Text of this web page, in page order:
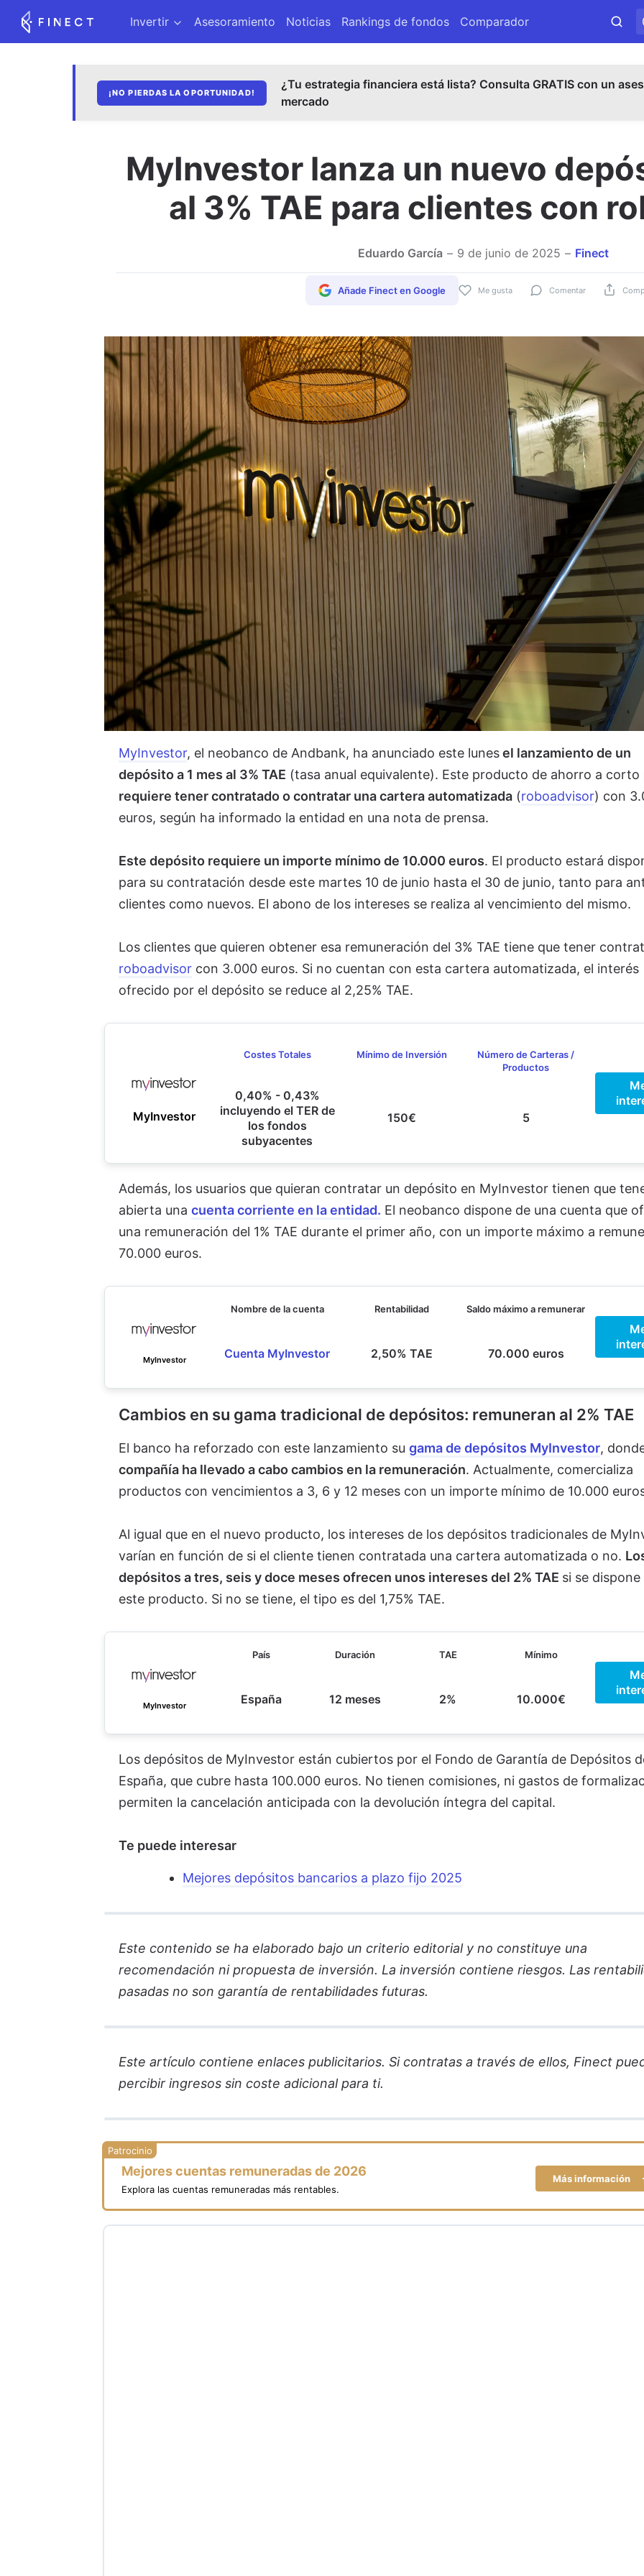
Invertir Asesoramiento Noticias Rankings de fondos Comparador
¡NO PIERDAS LA OPORTUNIDAD!
¿Tu estrategia financiera está lista? Consulta GRATIS con un
mercado
MyInvestor lanza un nuevo
al 3% TAE para clientes con
Eduardo García 9 de junio de 2025 Finect
Me gusta Comentar
Añade Finect en Google
MyInvestor, el neobanco de Andbank, ha anunciado este lunesel lanzamiento de un
depósito a 1 mes al 3% TAE (tasa anual equivalente). Este producto de ahorro a corto
requiere tener contratado o contratar una cartera automatizada(roboadvisor) con
euros, según ha informado la entidad en una nota de prensa.
Este depósito requiere un importe mínimo de 10.000 euros. El producto estará
para su contratación desde este martes 10 de junio hasta el 30 de junio, tanto para
clientes como nuevos. El abono de los intereses se realiza al vencimiento del mismo.
Los clientes que quieren obtener esa remuneración del 3% TAE tiene que tener
roboadvisorcon 3.000 euros. Si no cuentan con esta cartera automatizada, el interés
ofrecido por el depósito se reduce al 2,25% TAE.
MyInvestor
Costes Totales
0,40% - 0,43%
incluyendo el TER de
los fondos
subyacentes
Mínimo de Inversión
150€
Número de Carteras /
Productos
5
Además, los usuarios que quieran contratar un depósito en MyInvestor tienen que
abierta una cuenta corriente en la entidad. El neobanco dispone de una cuenta que
una remuneración del 1% TAE durante el primer año, con un importe máximo a
70.000 euros.
MyInvestor
Nombre de la cuenta
Cuenta MyInvestor
Rentabilidad
2,50% TAE
Saldo máximo a remunerar
70.000 euros
Cambios en su gama tradicional de depósitos: remuneran al 2% TAE
El banco ha reforzado con este lanzamiento su gama de depósitos MyInvestor,
compañía ha llevado a cabo cambios en la remuneración. Actualmente, comercializa
productos con vencimientos a 3, 6 y 12 meses con un importe mínimo de 10.000
Al igual que en el nuevo producto, los intereses de los depósitos tradicionales de
varían en función de si el cliente tienen contratada una cartera automatizada o no.
depósitos a tres, seis y doce meses ofrecen unos intereses del 2% TAE si se dispone
este producto. Si no se tiene, el tipo es del 1,75% TAE.
MyInvestor
País
España
Duración
12 meses
TAE
2%
Mínimo
10.000€
Los depósitos de MyInvestor están cubiertos por el Fondo de Garantía de Depósitos
España, que cubre hasta 100.000 euros. No tienen comisiones, ni gastos de
permiten la cancelación anticipada con la devolución íntegra del capital.
Te puede interesar
Mejores depósitos bancarios a plazo fijo 2025
Este contenido se ha elaborado bajo un criterio editorial y no constituye una
recomendación ni propuesta de inversión. La inversión contiene riesgos. Las
pasadas no son garantía de rentabilidades futuras.
Este artículo contiene enlaces publicitarios. Si contratas a través de ellos, Finect
percibir ingresos sin coste adicional para ti.
Mejores cuentas remuneradas de 2026
Explora las cuentas remuneradas más rentables.
Más información